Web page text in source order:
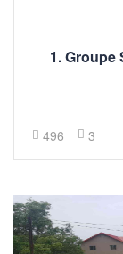
1. Groupe
496 3